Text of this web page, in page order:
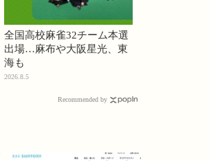
全国高校麻雀32チーム本選
出場…麻布や大阪星光、東
海も
2026.8.5
Recommended by